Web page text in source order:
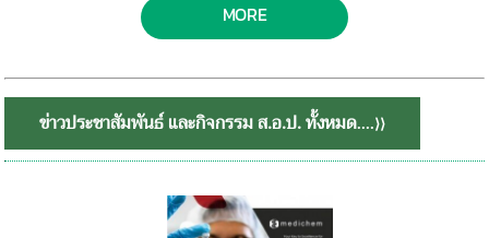
MORE
ข่าวประชาสัมพันธ์ และกิจกรรม ส.อ.ป. ทั้งหมด....⟩⟩